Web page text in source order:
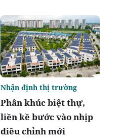
Phân khúc biệt thự,
liền kề bước vào nhịp
điều chỉnh mới
Nhận định thị trường